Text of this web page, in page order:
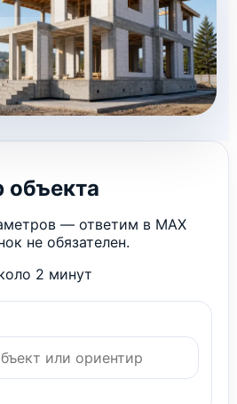
объекта
— ответим в MAX
не обязателен.
2 минут